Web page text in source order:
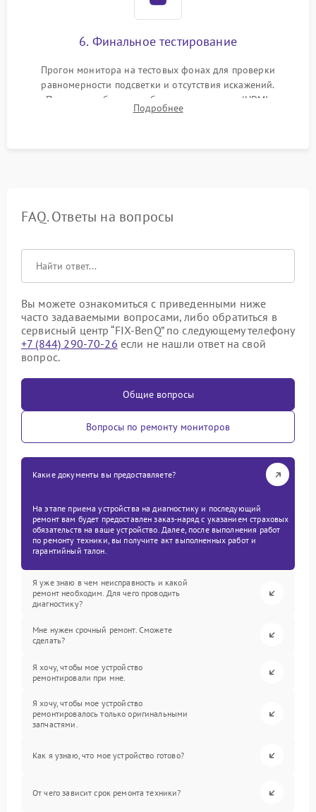
6. Финальное тестирование
Прогон монитора на тестовых фонах для проверки
равномерности подсветки и отсутствия искажений.
Проверка работоспособности всех портов (HDMI,
DisplayPort, VGA) и кнопок управления под нагрузкой в
Подробнее
FAQ. Ответы на вопросы
Вы можете ознакомиться с приведенными ниже
часто задаваемыми вопросами, либо обратиться в
сервисный центр “FIX-BenQ” по следующему телефону
+7 (844) 290-70-26 если не нашли ответ на свой
вопрос.
Общие вопросы
Вопросы по ремонту мониторов
Какие документы вы предоставляете?
На этапе приема устройства на диагностику и последующий
ремонт вам будет предоставлен заказ-наряд с указанием страховых
обязательств на ваше устройство. Далее, после выполнения работ
по ремонту техники, вы получите акт выполненных работ и
гарантийный талон.
Я уже знаю в чем неисправность и какой
ремонт необходим. Для чего проводить
диагностику?
Мне нужен срочный ремонт. Сможете
сделать?
Я хочу, чтобы мое устройство
ремонтировали при мне.
Я хочу, чтобы мое устройство
ремонтировалось только оригинальными
запчастями.
Как я узнаю, что мое устройство готово?
От чего зависит срок ремонта техники?